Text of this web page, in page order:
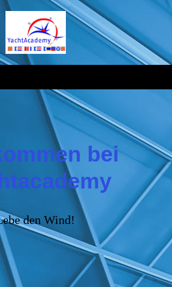
bei
den Wind!